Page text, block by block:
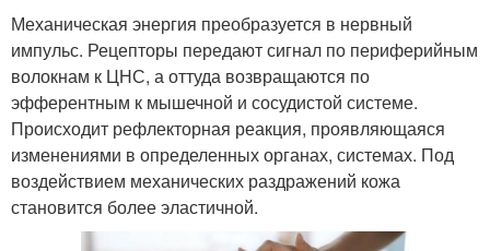
Механическая энергия преобразуется в нервный
импульс. Рецепторы передают сигнал по периферийным
волокнам к ЦНС, а оттуда возвращаются по
эфферентным к мышечной и сосудистой системе.
Происходит рефлекторная реакция, проявляющаяся
изменениями в определенных органах, системах. Под
воздействием механических раздражений кожа
становится более эластичной.